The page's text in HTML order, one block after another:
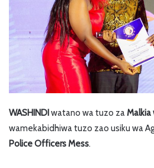
WASHINDIwatano wa tuzo zaMalkia
wamekabidhiwa tuzo zao usiku wa
Police Officers Mess.